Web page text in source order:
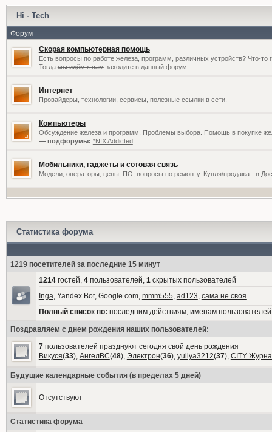
Hi - Tech
Форум
Скорая компьютерная помощь
Есть вопросы по работе железа, программ, различных устройств? Что-то
Тогдамы идём к вамзаходите в данный форум.
Интернет
Провайдеры, технологии, сервисы, полезные ссылки в сети.
Компьютеры
Обсуждение железа и программ. Проблемы выбора. Помощь в покупке
— подфорумы: *NIX Addicted
Мобильники, гаджеты и сотовая связь
Модели, операторы, цены, ПО, вопросы по ремонту. Купля/продажа - в
Статистика форума
1219 посетителей за последние 15 минут
1214гостей, 4пользователей, 1скрытых пользователей
Inga, Yandex Bot, Google.com, mmm555, ad123, сама не своя
Полный список по: последним действиям, именам пользователей
Поздравляем с днем рождения наших пользователей:
7пользователей празднуют сегодня свой день рождения
Викуся(33), АнгелВС(48), Электрон(36), yuliya3212(37), CITY
Будущие календарные события (в пределах 5 дней)
Отсутствуют
Статистика форума